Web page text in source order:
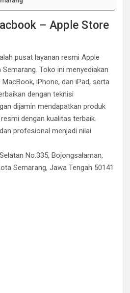
– Apple Store
pusat layanan resmi Apple
Toko ini menyediakan
iPhone, dan iPad, serta
dengan teknisi
dijamin mendapatkan produk
dengan kualitas terbaik.
profesional menjadi nilai
No.335, Bojongsalaman,
Semarang, Jawa Tengah 50141